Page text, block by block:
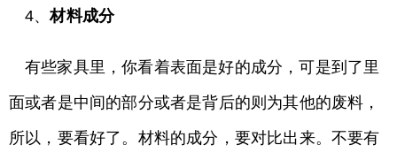
4、材料成分
有些家具里，你看着表面是好的成分，可是到了里
面或者是中间的部分或者是背后的则为其他的废料，
所以，要看好了。材料的成分，要对比出来。不要有